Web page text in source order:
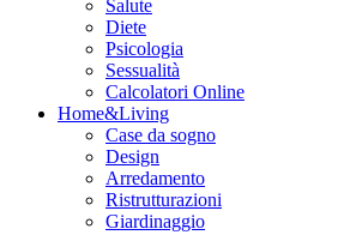
Salute
Diete
Psicologia
Sessualità
Calcolatori Online
Home&Living
Case da sogno
Design
Arredamento
Ristrutturazioni
Giardinaggio